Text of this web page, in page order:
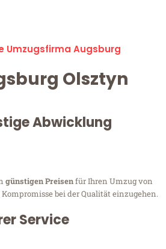
Umzugsfirma Augsburg
Olsztyn
Abwicklung
günstigen Preisenfür Ihren Umzug von
bei der Qualität einzugehen.
Service